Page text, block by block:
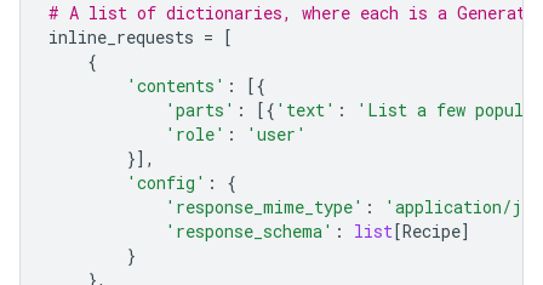
# A list of dictionaries, where each is a
inline_requests = [
{
'contents' :
[{
'parts' : [{ 'text' :
'List a few
'role' :
'user'
}],
'config' :
{
'response_mime_type' :
'application/
'response_schema' : list[Recipe]
}
},